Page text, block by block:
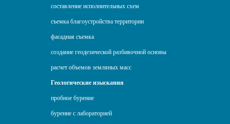
составление исполнительных схем
съемка благоустройства территории
фасадная съемка
создание геодезической разбивочной основы
расчет объемов земляных масс
Геологические изыскания
пробное бурение
бурение с лабораторией